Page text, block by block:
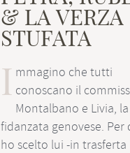
& LA VERZA
STUFATA
I mmagino che tutti
conoscano il
Montalbano e Livia,
fidanzata genovese. Per
ho scelto lui -in trasferta